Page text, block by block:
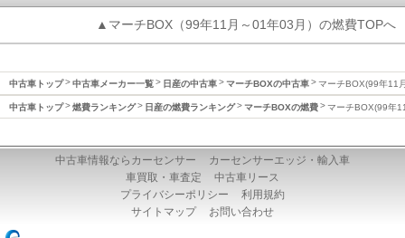
▲マーチBOX（99年11月～01年03月）の燃費TOPへ
中古車トップ 中古車メーカー一覧 日産の中古車 マーチBOXの中古車 マーチBOX(99年11
中古車トップ 燃費ランキング 日産の燃費ランキング マーチBOXの燃費 マーチBOX(99年
中古車情報ならカーセンサー
カーセンサーエッジ・輸入車
車買取・車査定
中古車リース
プライバシーポリシー
利用規約
サイトマップ
お問い合わせ